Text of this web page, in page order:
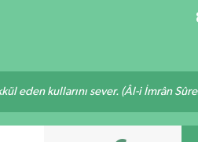
eden kullarını sever. (Âl-i İmrân